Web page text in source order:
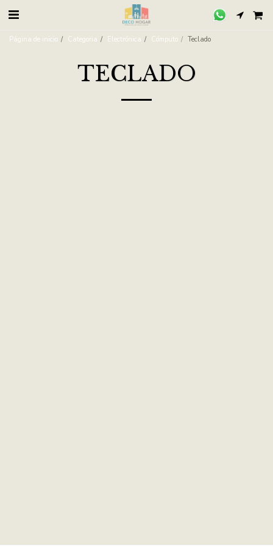
Página de inicio Categoria Electrónica Cómputo Teclado
TECLADO